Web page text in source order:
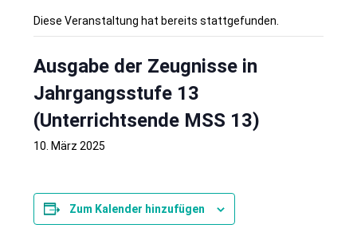
Diese Veranstaltung hat bereits stattgefunden.
Ausgabe der Zeugnisse in
Jahrgangsstufe 13
(Unterrichtsende MSS 13)
10. März 2025
Zum Kalender hinzufügen